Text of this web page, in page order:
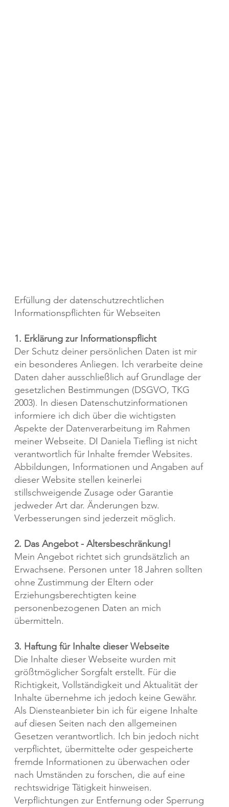
Erfüllung der datenschutzrechtlichen
Informationspflichten für Webseiten
1. Erklärung zur Informationspflicht
Der Schutz deiner persönlichen Daten ist mir
ein besonderes Anliegen. Ich verarbeite deine
Daten daher ausschließlich auf Grundlage der
gesetzlichen Bestimmungen (DSGVO, TKG
2003). In diesen Datenschutzinformationen
informiere ich dich über die wichtigsten
Aspekte der Datenverarbeitung im Rahmen
meiner Webseite. DI Daniela Tiefling ist nicht
verantwortlich für Inhalte fremder Websites.
Abbildungen, Informationen und Angaben auf
dieser Website stellen keinerlei
stillschweigende Zusage oder Garantie
jedweder Art dar. Änderungen bzw.
Verbesserungen sind jederzeit möglich.
2. Das Angebot - Altersbeschränkung!
Mein Angebot richtet sich grundsätzlich an
Erwachsene. Personen unter 18 Jahren sollten
ohne Zustimmung der Eltern oder
Erziehungsberechtigten keine
personenbezogenen Daten an mich
übermitteln.
3. Haftung für Inhalte dieser Webseite
Die Inhalte dieser Webseite wurden mit
größtmöglicher Sorgfalt erstellt. Für die
Richtigkeit, Vollständigkeit und Aktualität der
Inhalte übernehme ich jedoch keine Gewähr.
Als Diensteanbieter bin ich für eigene Inhalte
auf diesen Seiten nach den allgemeinen
Gesetzen verantwortlich. Ich bin jedoch nicht
verpflichtet, übermittelte oder gespeicherte
fremde Informationen zu überwachen oder
nach Umständen zu forschen, die auf eine
rechtswidrige Tätigkeit hinweisen.
Verpflichtungen zur Entfernung oder Sperrung